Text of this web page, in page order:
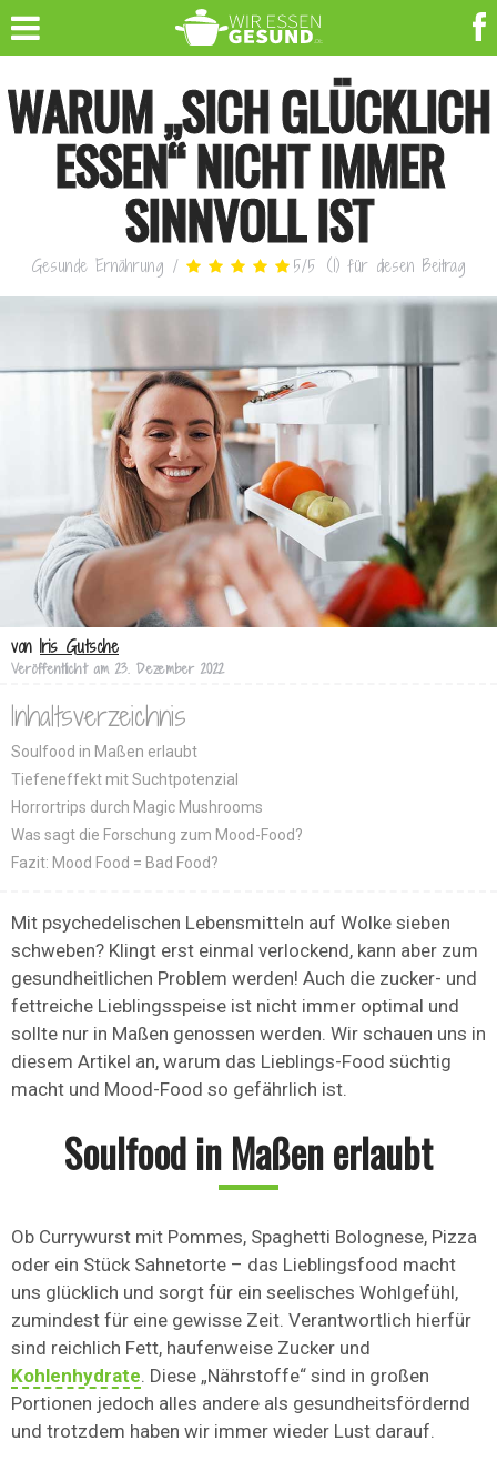
WARUM „SICH GLÜCKLICH
ESSEN“ NICHT IMMER
SINNVOLL IST
Gesunde Ernährung / 5/5 (1) für diesen Beitrag
von Iris Gutsche
Veröffentlicht am 23. Dezember 2022
Inhaltsverzeichnis
Soulfood in Maßen erlaubt
Tiefeneffekt mit Suchtpotenzial
Horrortrips durch Magic Mushrooms
Was sagt die Forschung zum Mood-Food?
Fazit: Mood Food = Bad Food?
Mit psychedelischen Lebensmitteln auf Wolke sieben
schweben? Klingt erst einmal verlockend, kann aber zum
gesundheitlichen Problem werden! Auch die zucker- und
fettreiche Lieblingsspeise ist nicht immer optimal und
sollte nur in Maßen genossen werden. Wir schauen uns in
diesem Artikel an, warum das Lieblings-Food süchtig
macht und Mood-Food so gefährlich ist.
Soulfood in Maßen erlaubt
Ob Currywurst mit Pommes, Spaghetti Bolognese, Pizza
oder ein Stück Sahnetorte – das Lieblingsfood macht
uns glücklich und sorgt für ein seelisches Wohlgefühl,
zumindest für eine gewisse Zeit. Verantwortlich hierfür
sind reichlich Fett, haufenweise Zucker und
Kohlenhydrate. Diese „Nährstoffe“ sind in großen
Portionen jedoch alles andere als gesundheitsfördernd
und trotzdem haben wir immer wieder Lust darauf.